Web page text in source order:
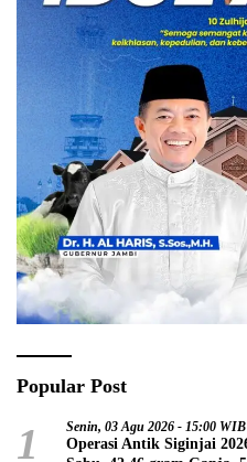
Popular Post
1 Senin, 03 Agu 2026 - 15:00 WIB
Operasi Antik Siginjai